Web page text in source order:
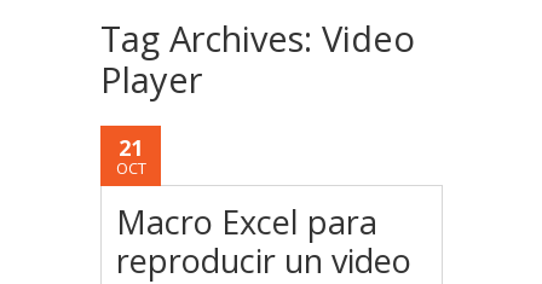
Tag Archives: Video
Player
21
OCT
Macro Excel para
reproducir un video